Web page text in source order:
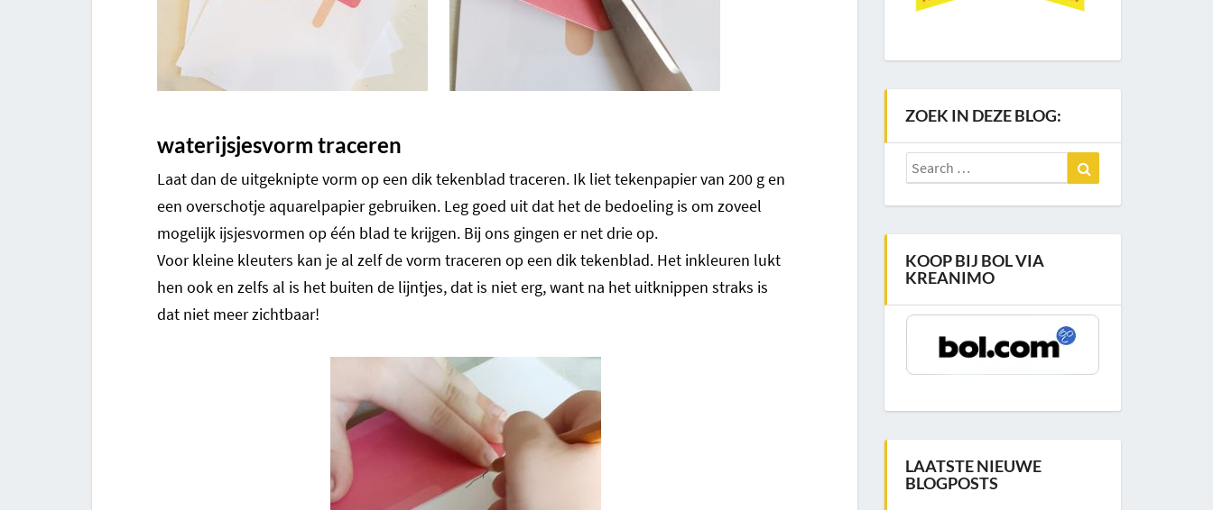
waterijsjesvorm traceren
Laat dan de uitgeknipte vorm op een dik tekenblad traceren. Ik liet tekenpapier van 200 g en
een overschotje aquarelpapier gebruiken. Leg goed uit dat het de bedoeling is om zoveel
mogelijk ijsjesvormen op één blad te krijgen. Bij ons gingen er net drie op.
Voor kleine kleuters kan je al zelf de vorm traceren op een dik tekenblad. Het inkleuren lukt
hen ook en zelfs al is het buiten de lijntjes, dat is niet erg, want na het uitknippen straks is
dat niet meer zichtbaar!
ZOEK IN DEZE BLOG:
Search
for:
KOOP BIJ BOL VIA
KREANIMO
LAATSTE NIEUWE
BLOGPOSTS